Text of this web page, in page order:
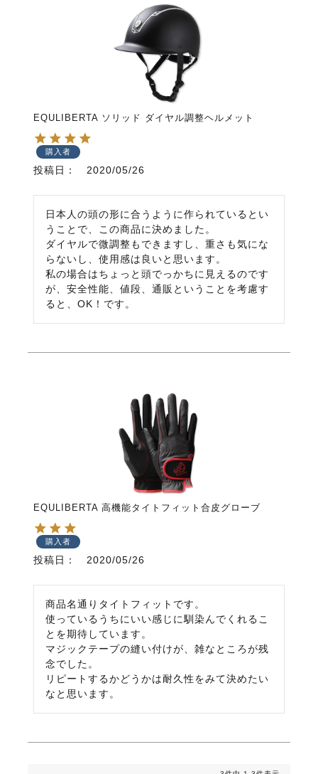
EQULIBERTA ソリッド ダイヤル調整ヘルメット
購入者
投稿日 2020/05/26
日本人の頭の形に合うように作られているとい
うことで、この商品に決めました。
ダイヤルで微調整もできますし、重さも気にな
らないし、使用感は良いと思います。
私の場合はちょっと頭でっかちに見えるのです
が、安全性能、値段、通販ということを考慮す
EQULIBERTA 高機能タイトフィット合皮グローブ
購入者
投稿日 2020/05/26
商品名通りタイトフィットです。
使っているうちにいい感じに馴染んでくれるこ
とを期待しています。
マジックテープの縫い付けが、雑なところが残
念でした。
リピートするかどうかは耐久性をみて決めたい